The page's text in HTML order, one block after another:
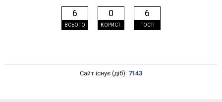
6
ВСЬОГО
0
КОРИСТ.
6
ГОСТІ
Сайт існує (діб): 7143